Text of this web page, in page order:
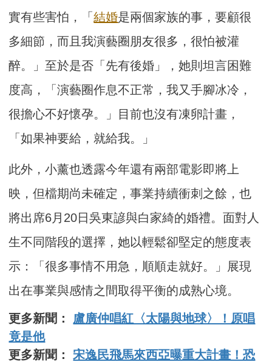
實有些害怕，「結婚是兩個家族的事，要顧很
多細節，而且我演藝圈朋友很多，很怕被灌
醉。」至於是否「先有後婚」，她則坦言困難
度高，「演藝圈作息不正常，我又手腳冰冷，
很擔心不好懷孕。」目前也沒有凍卵計畫，
「如果神要給，就給我。」
此外，小薰也透露今年還有兩部電影即將上
映，但檔期尚未確定，事業持續衝刺之餘，也
將出席6月20日吳東諺與白家綺的婚禮。面對人
生不同階段的選擇，她以輕鬆卻堅定的態度表
示：「很多事情不用急，順順走就好。」展現
出在事業與感情之間取得平衡的成熟心境。
更多新聞： 盧廣仲唱紅〈太陽與地球〉！原唱
竟是他
更多新聞： 宋逸民飛馬來西亞曝重大計畫！恐